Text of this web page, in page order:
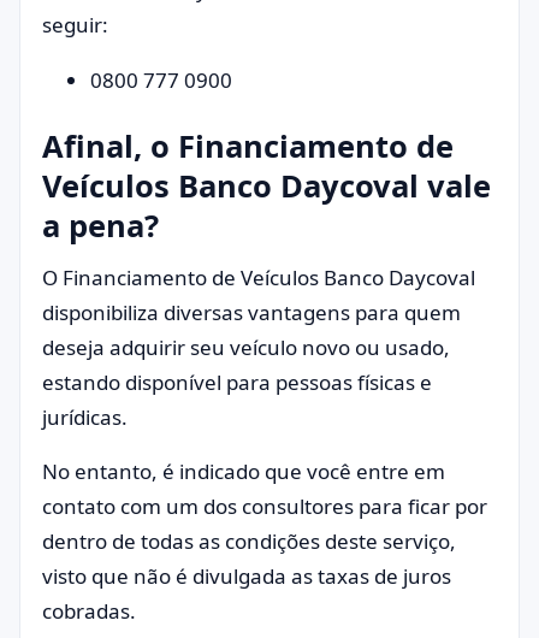
seguir:
0800 777 0900
Afinal, o Financiamento de
Veículos Banco Daycoval vale
a pena?
O Financiamento de Veículos Banco Daycoval
disponibiliza diversas vantagens para quem
deseja adquirir seu veículo novo ou usado,
estando disponível para pessoas físicas e
jurídicas.
No entanto, é indicado que você entre em
contato com um dos consultores para ficar por
dentro de todas as condições deste serviço,
visto que não é divulgada as taxas de juros
cobradas.